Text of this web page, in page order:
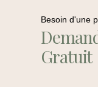
Besoin d'une
Gratuit